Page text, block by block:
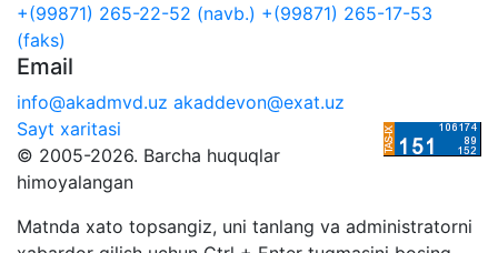
+(99871) 265-22-52 (navb.) +(99871) 265-17-53
(faks)
Email
info@akadmvd.uz akaddevon@exat.uz
Sayt xaritasi
© 2005-2026. Barcha huquqlar
himoyalangan
Matnda xato topsangiz, uni tanlang va administratorni